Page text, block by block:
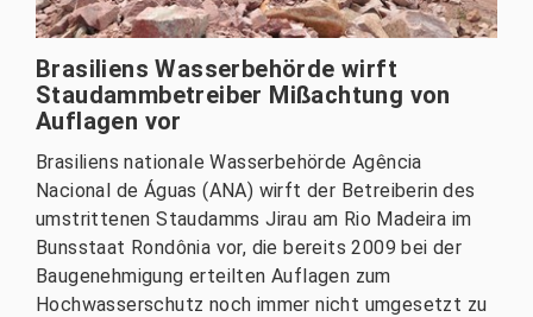
Brasiliens Wasserbehörde wirft
Staudammbetreiber Mißachtung von
Auflagen vor
Brasiliens nationale Wasserbehörde Agência
Nacional de Águas (ANA) wirft der Betreiberin des
umstrittenen Staudamms Jirau am Rio Madeira im
Bunsstaat Rondônia vor, die bereits 2009 bei der
Baugenehmigung erteilten Auflagen zum
Hochwasserschutz noch immer nicht umgesetzt zu